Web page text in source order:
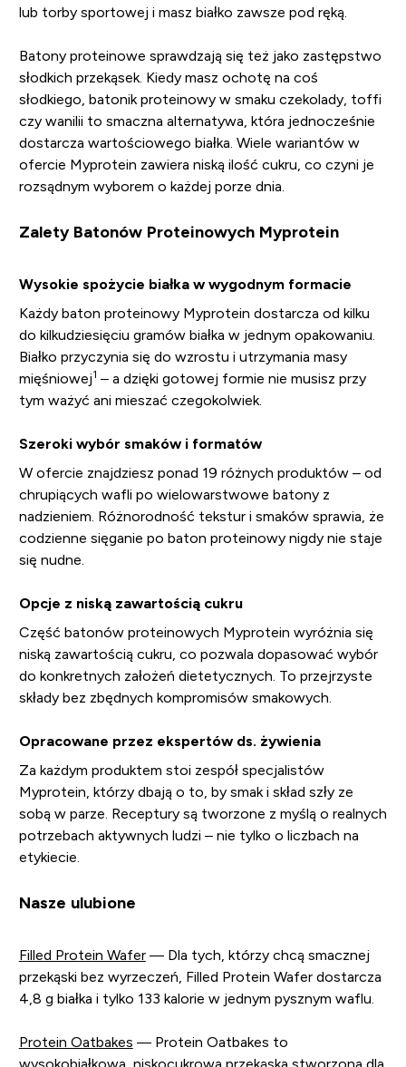
lub torby sportowej i masz białko zawsze pod ręką.
Batony proteinowe sprawdzają się też jako zastępstwo
słodkich przekąsek. Kiedy masz ochotę na coś
słodkiego, batonik proteinowy w smaku czekolady, toffi
czy wanilii to smaczna alternatywa, która jednocześnie
dostarcza wartościowego białka. Wiele wariantów w
ofercie Myprotein zawiera niską ilość cukru, co czyni je
rozsądnym wyborem o każdej porze dnia.
Zalety Batonów Proteinowych Myprotein
Wysokie spożycie białka w wygodnym formacie
Każdy baton proteinowy Myprotein dostarcza od kilku
do kilkudziesięciu gramów białka w jednym opakowaniu.
Białko przyczynia się do wzrostu i utrzymania masy
mięśniowej1 – a dzięki gotowej formie nie musisz przy
tym ważyć ani mieszać czegokolwiek.
Szeroki wybór smaków i formatów
W ofercie znajdziesz ponad 19 różnych produktów – od
chrupiących wafli po wielowarstwowe batony z
nadzieniem. Różnorodność tekstur i smaków sprawia, że
codzienne sięganie po baton proteinowy nigdy nie staje
się nudne.
Opcje z niską zawartością cukru
Część batonów proteinowych Myprotein wyróżnia się
niską zawartością cukru, co pozwala dopasować wybór
do konkretnych założeń dietetycznych. To przejrzyste
składy bez zbędnych kompromisów smakowych.
Opracowane przez ekspertów ds. żywienia
Za każdym produktem stoi zespół specjalistów
Myprotein, którzy dbają o to, by smak i skład szły ze
sobą w parze. Receptury są tworzone z myślą o realnych
potrzebach aktywnych ludzi – nie tylko o liczbach na
etykiecie.
Nasze ulubione
Filled Protein Wafer— Dla tych, którzy chcą smacznej
przekąski bez wyrzeczeń, Filled Protein Wafer dostarcza
4,8 g białka i tylko 133 kalorie w jednym pysznym waflu.
Protein Oatbakes — Protein Oatbakes to